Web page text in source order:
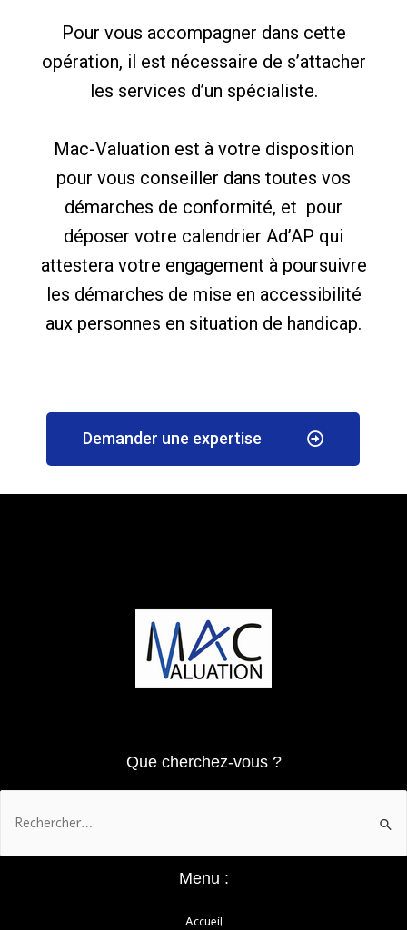
Pour vous accompagner dans cette
opération, il est nécessaire de s’attacher
les services d’un spécialiste.
Mac-Valuation est à votre disposition
pour vous conseiller dans toutes vos
démarches de conformité, et pour
déposer votre calendrier Ad’AP qui
attestera votre engagement à poursuivre
les démarches de mise en accessibilité
aux personnes en situation de handicap.
Demander une expertise
Que cherchez-vous ?
Menu :
Accueil